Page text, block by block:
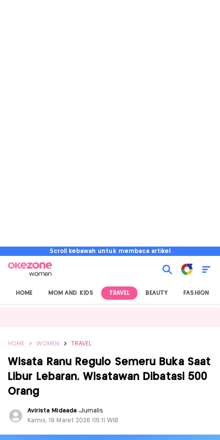
Scroll kebawah untuk membaca artikel
HOME MOM AND KIDS TRAVEL BEAUTY FASHION
HOME WOMEN TRAVEL
Wisata Ranu Regulo Semeru Buka Saat
Libur Lebaran, Wisatawan Dibatasi 500
Orang
Avirista Midaada ,Jurnalis
Kamis, 19 Maret 2026 |15:11 WIB